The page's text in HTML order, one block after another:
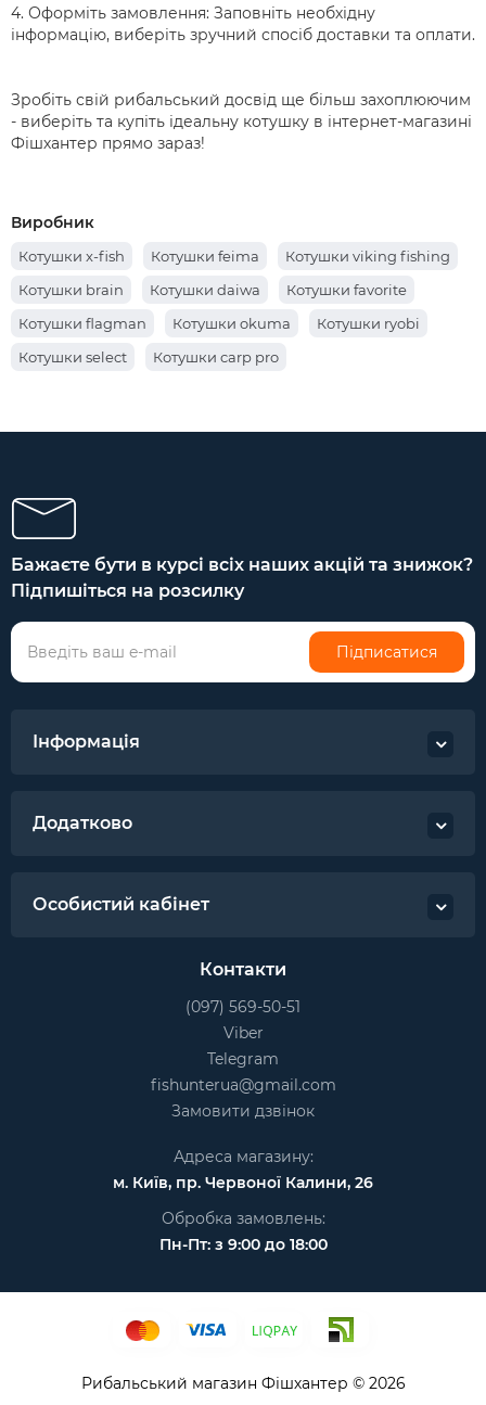
4. Оформіть замовлення: Заповніть необхідну
інформацію, виберіть зручний спосіб доставки та оплати.
Зробіть свій рибальський досвід ще більш захоплюючим
- виберіть та купіть ідеальну котушку в інтернет-магазині
Фішхантер прямо зараз!
Виробник
Котушки x-fish Котушки feima
Котушки viking fishing
Котушки brain
Котушки daiwa
Котушки favorite
Котушки flagman
Котушки okuma
Котушки ryobi
Котушки select
Котушки carp pro
Бажаєте бути в курсі всіх наших акцій та знижок?
Підпишіться на розсилку
Підписатися
Інформація
Додатково
Особистий кабінет
Контакти
(097) 569-50-51
Viber
Telegram
fishunterua@gmail.com
Замовити дзвінок
Адреса магазину:
м. Київ, пр. Червоної Калини, 26
Обробка замовлень:
Пн-Пт: з 9:00 до 18:00
Рибальський магазин Фішхантер © 2026